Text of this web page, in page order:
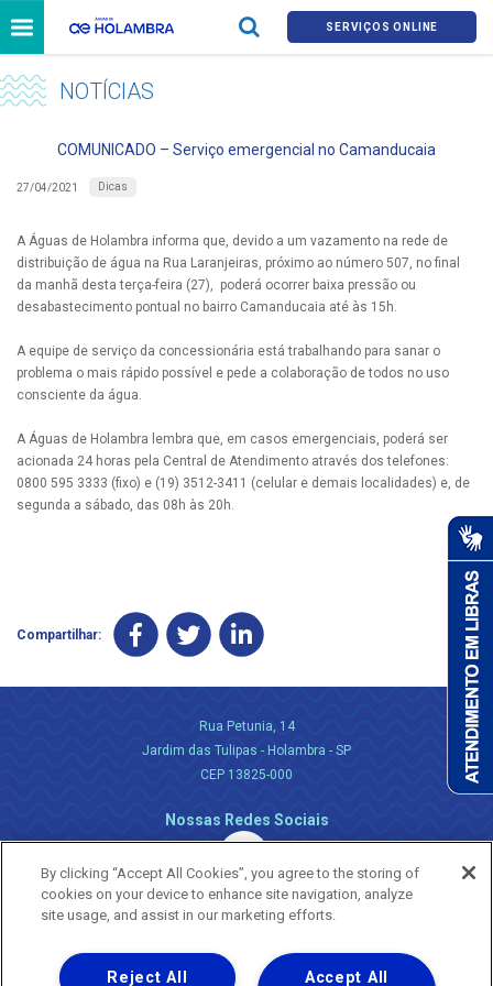
SERVIÇOS ONLINE
NOTÍCIAS
COMUNICADO – Serviço emergencial no Camanducaia
27/04/2021 Dicas
A Águas de Holambra informa que, devido a um vazamento na rede de
distribuição de água na Rua Laranjeiras, próximo ao número 507, no final
da manhã desta terça-feira (27), poderá ocorrer baixa pressão ou
desabastecimento pontual no bairro Camanducaia até às 15h.
A equipe de serviço da concessionária está trabalhando para sanar o
problema o mais rápido possível e pede a colaboração de todos no uso
consciente da água.
A Águas de Holambra lembra que, em casos emergenciais, poderá ser
acionada 24 horas pela Central de Atendimento através dos telefones:
0800 595 3333 (fixo) e (19) 3512-3411 (celular e demais localidades) e, de
segunda a sábado, das 08h às 20h.
Compartilhar:
Rua Petunia, 14
Jardim das Tulipas - Holambra - SP
CEP 13825-000
Nossas Redes Sociais
By clicking “Accept All Cookies”, you agree to the storing of
cookies on your device to enhance site navigation, analyze
site usage, and assist in our marketing efforts.
Accept All
Reject All